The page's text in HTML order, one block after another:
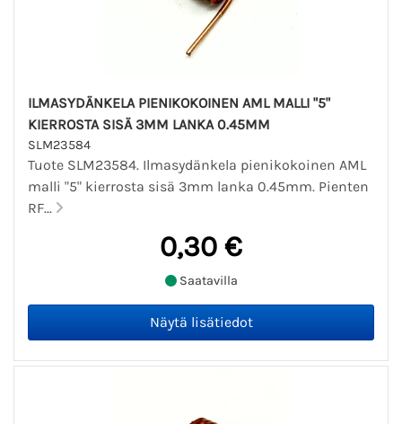
ILMASYDÄNKELA PIENIKOKOINEN AML MALLI "5"
KIERROSTA SISÄ 3MM LANKA 0.45MM
SLM23584
Tuote SLM23584. Ilmasydänkela pienikokoinen AML
malli "5" kierrosta sisä 3mm lanka 0.45mm. Pienten
RF...
0,30 €
Saatavilla